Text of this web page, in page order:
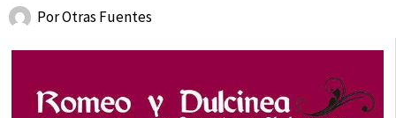
PorOtras Fuentes